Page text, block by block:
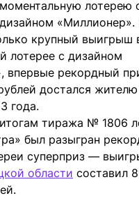
лотерею
крупный выигрыш
лотерее с дизайном
впервые рекордный
достался
года.
тиража № 1806
был разыгран
суперприз —
области составил